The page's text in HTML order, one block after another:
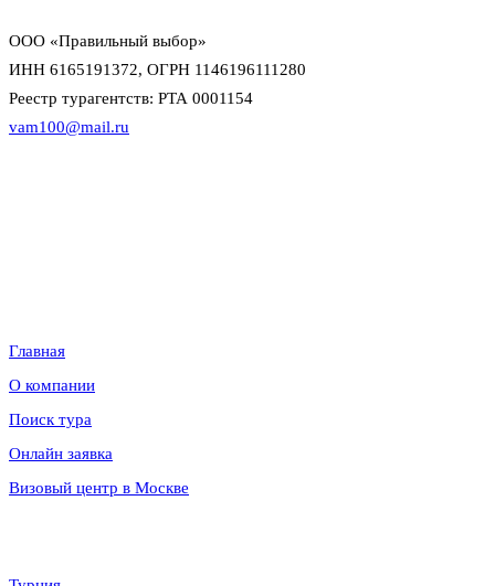
ООО «Правильный выбор»
ИНН 6165191372, ОГРН 1146196111280
Реестр турагентств: РТА 0001154
vam100@mail.ru
Главная
О компании
Поиск тура
Онлайн заявка
Визовый центр в Москве